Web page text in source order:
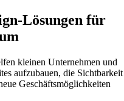
Lösungen für
kleinen Unternehmen und
aufzubauen, die Sichtbarkeit
Geschäftsmöglichkeiten